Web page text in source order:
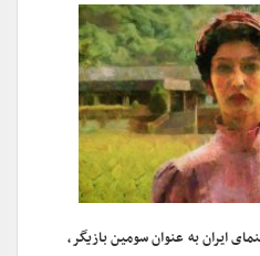
ایران به عنوان سومین بازیگر،